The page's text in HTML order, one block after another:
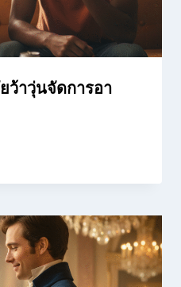
ว้าวุ่นจัดการอา